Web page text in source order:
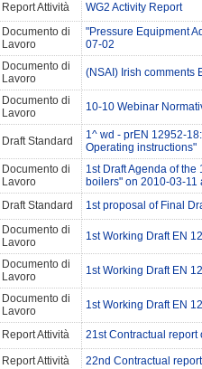
Report Attività WG2 Activity Report
Documento di
Lavoro
"Pressure Equipment
07-02
Documento di
Lavoro
(NSAI) Irish comments
Documento di
Lavoro
10-10 Webinar
Draft Standard
1^ wd - prEN 12952-
Operating instructions"
Documento di
Lavoro
1st Draft Agenda of
boilers" on 2010-03-11
Draft Standard 1st proposal of Final
Documento di
Lavoro
1st Working Draft EN
Documento di
Lavoro
1st Working Draft EN
Documento di
Lavoro
1st Working Draft EN
Report Attività 21st Contractual report
Report Attività 22nd Contractual